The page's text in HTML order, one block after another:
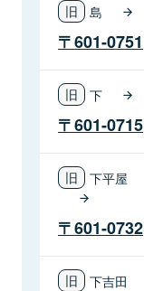
島
601-0751
下
601-0715
下平屋
601-0732
下吉田